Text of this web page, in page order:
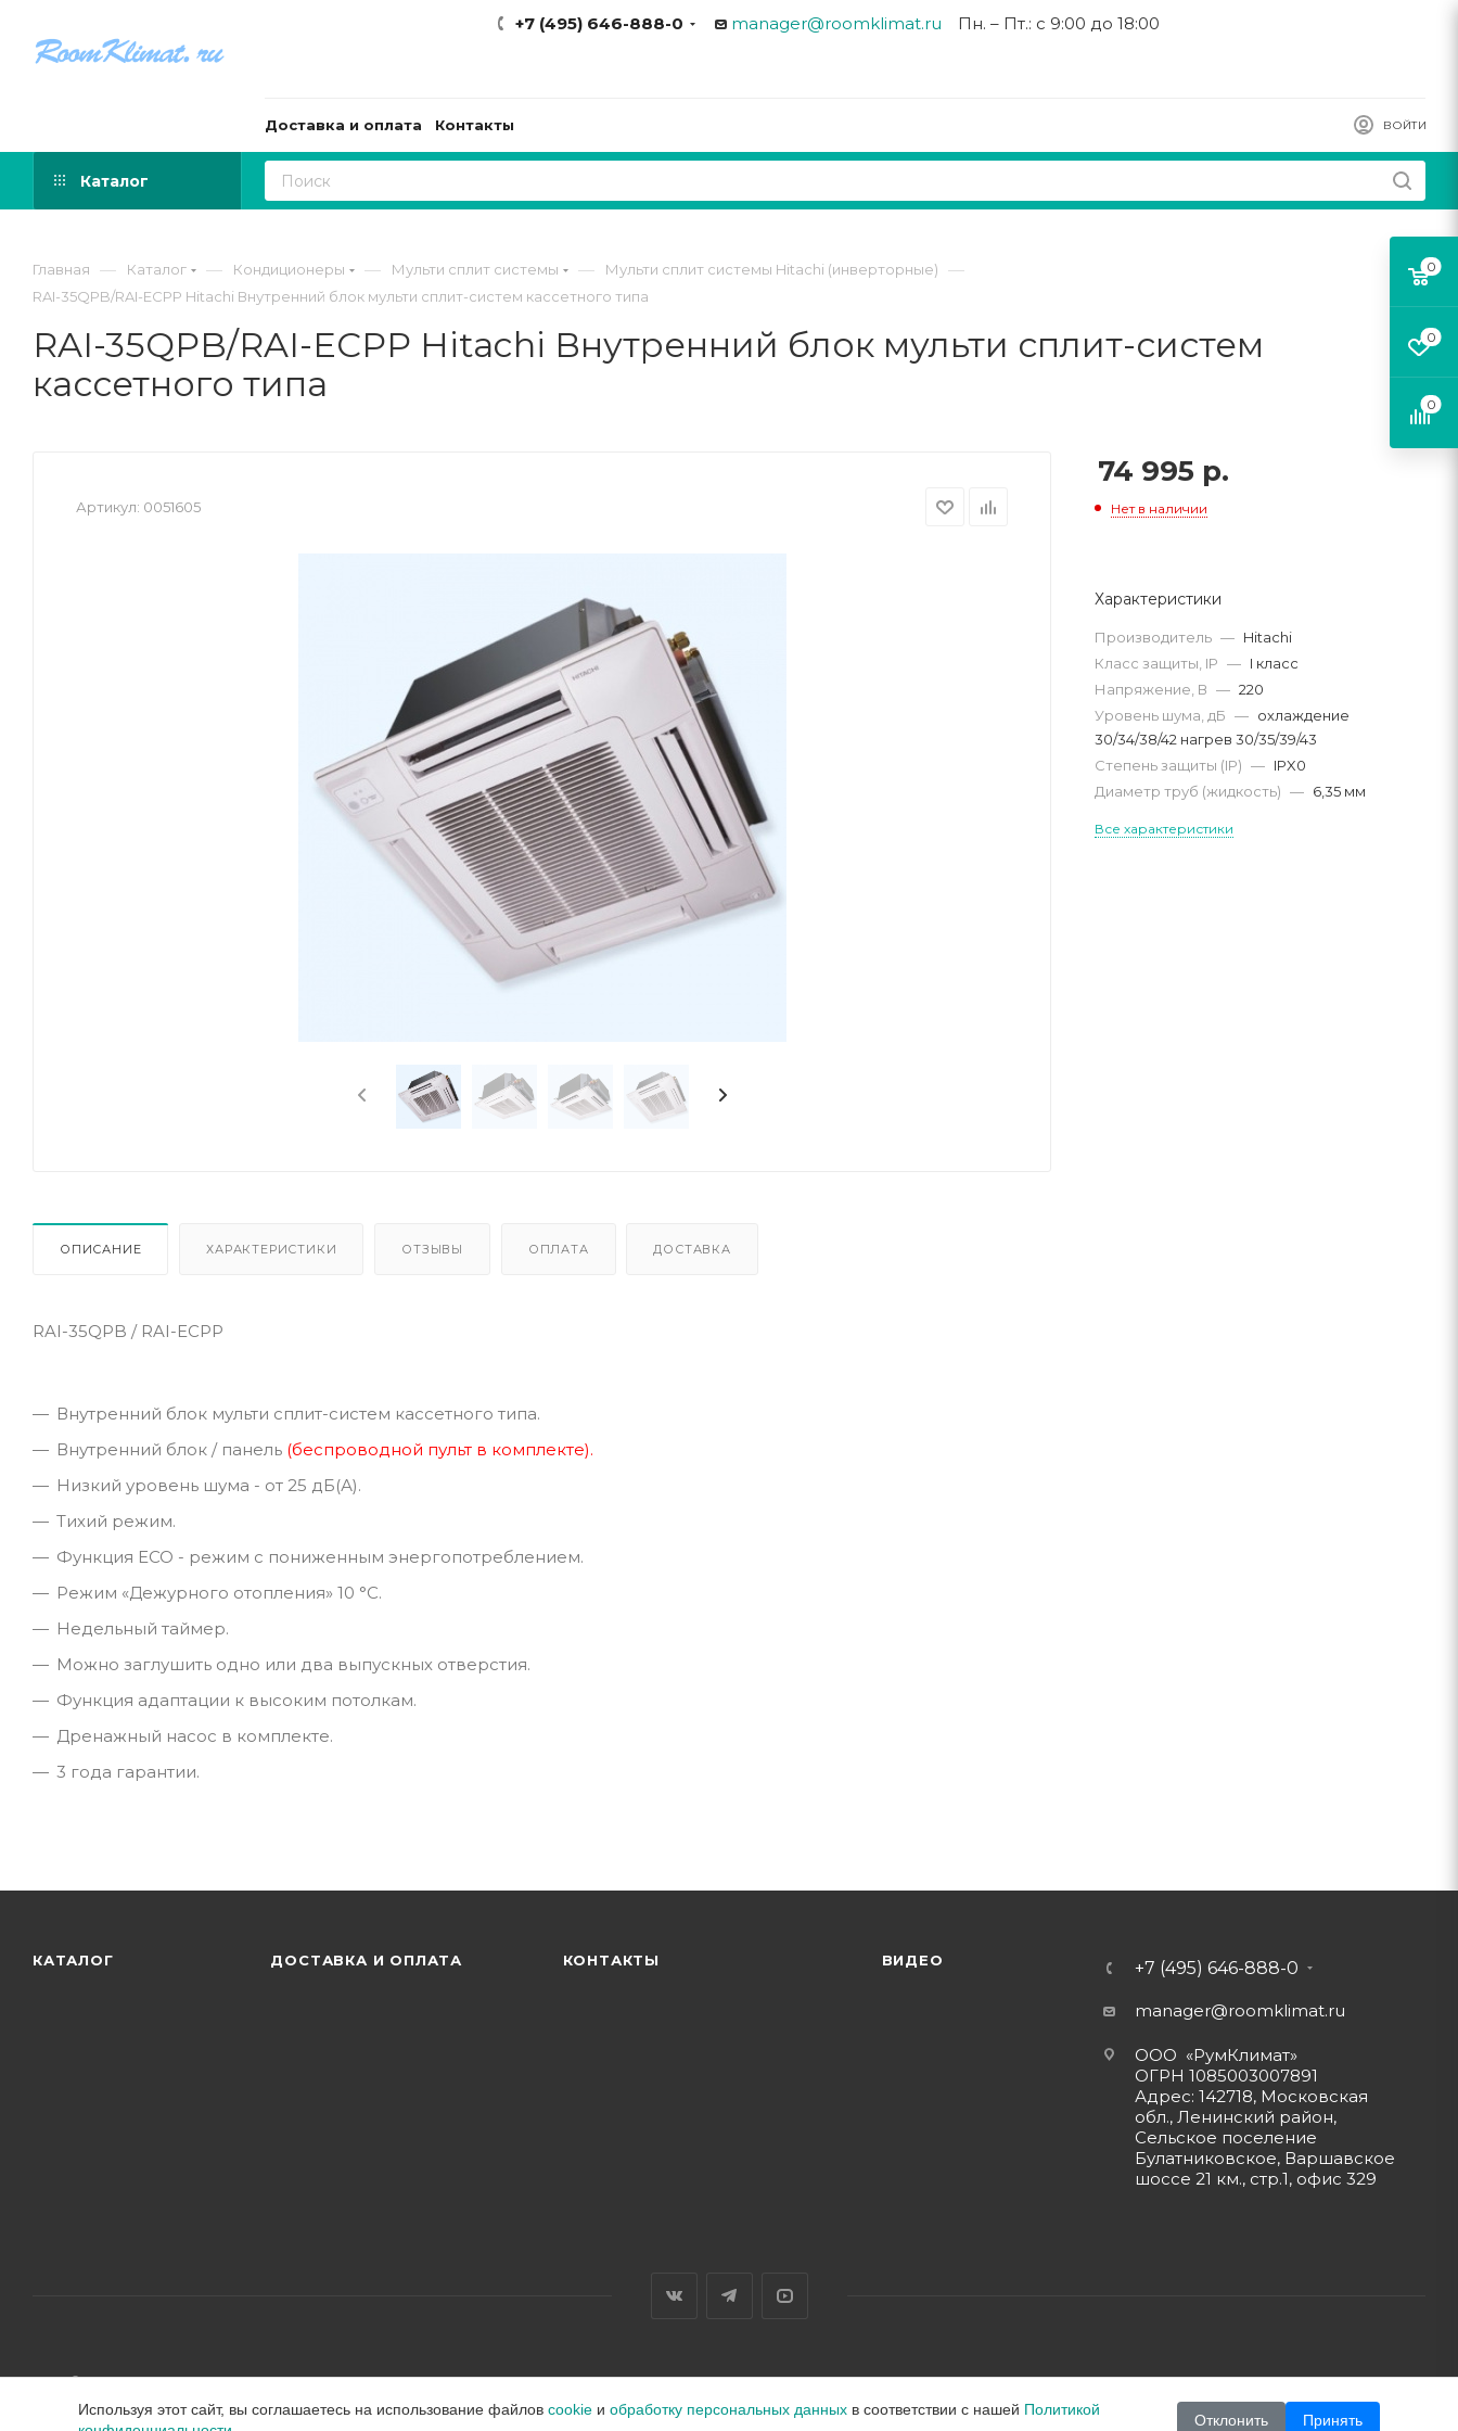
+7 (495) 646-888-0 manager@roomklimat.ru Пн. – Пт.: с 9:00 до 18:00
ВОЙТИ
Доставка и оплата Контакты
Каталог
Главная — Каталог — Кондиционеры — Мульти сплит системы — Мульти сплит системы Hitachi (инверторные) —
RAI-35QPB/RAI-ECPP Hitachi Внутренний блок мульти сплит-систем кассетного типа
RAI-35QPB/RAI-ECPP Hitachi Внутренний блок мульти сплит-систем
кассетного типа
Артикул: 0051605
ОПИСАНИЕ ХАРАКТЕРИСТИКИ ОТЗЫВЫ ОПЛАТА ДОСТАВКА
RAI-35QPB / RAI-ECPP
Внутренний блок мульти сплит-систем кассетного типа.
Внутренний блок / панель (беспроводной пульт в комплекте).
Низкий уровень шума - от 25 дБ(А).
Тихий режим.
Функция ECO - режим с пониженным энергопотреблением.
Режим «Дежурного отопления» 10 °C.
Недельный таймер.
Можно заглушить одно или два выпускных отверстия.
Функция адаптации к высоким потолкам.
Дренажный насос в комплекте.
3 года гарантии.
74 995 р.
Нет в наличии
Характеристики
Производитель — Hitachi
Класс защиты, IP — I класс
Напряжение, В — 220
Уровень шума, дБ — охлaждение
30/34/38/42 нагрев 30/35/39/43
Степень защиты (IP) — IPX0
Диаметр труб (жидкость) — 6,35 мм
Все характеристики
КАТАЛОГ ДОСТАВКА И ОПЛАТА КОНТАКТЫ ВИДЕО +7 (495) 646-888-0
manager@roomklimat.ru
ООО «РумКлимат»
ОГРН 1085003007891
Адрес: 142718, Московская
обл., Ленинский район,
Сельское поселение
Булатниковское, Варшавское
шоссе 21 км., стр.1, офис 329
2026 © ООО "РумКлимат"
0
0
0
Используя этот сайт, вы соглашаетесь на использование файлов cookie и обработку персональных данных в соответствии с нашей Политикой
Отклонить Принять